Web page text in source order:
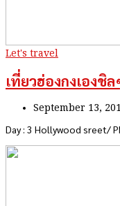
Let's travel
เที่ยวฮ่องกงเอง
September 13,
Day : 3 Hollywood sreet/